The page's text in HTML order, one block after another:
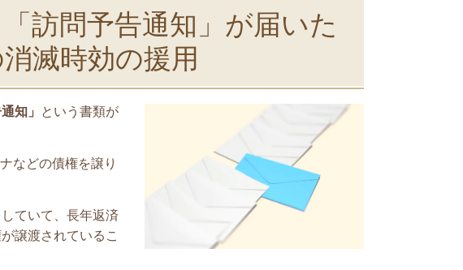
訪問予告通知」が届いた
滅時効の援用
知」
という書類が
などの債権を譲り
ていて、長年返済
譲渡されているこ